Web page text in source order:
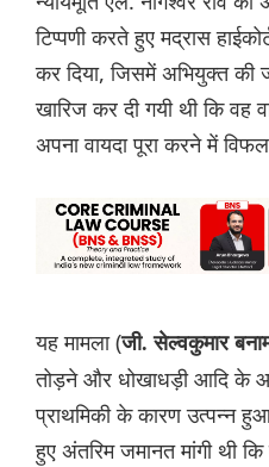
टिप्पणी करते हुए मद्रास
कर दिया, जिसमें अभियुक्त की
खारिज कर दी गयी थी कि वह
अपना वायदा पूरा करने में
यह मामला (जी. सेल्वकुमार
तोड़ने और धोखाधड़ी आदि के
प्राथमिकी के कारण उत्पन्न
हुए अंतरिम जमानत मांगी थी